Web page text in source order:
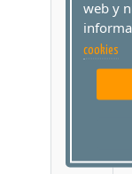
web y
cookies